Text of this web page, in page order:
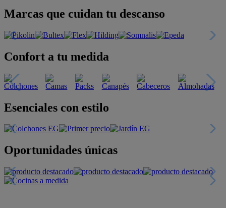
Marcas que cuidan tu descanso
Confort a tu medida
Esenciales con estilo
Oportunidades únicas